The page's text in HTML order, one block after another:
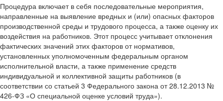
Процедура включает в себя последовательные мероприятия,
направленные на выявление вредных и (или) опасных факторов
производственной среды и трудового процесса, а также оценку их
воздействия на работников. Этот процесс учитывает отклонения
фактических значений этих факторов от нормативов,
установленных уполномоченным федеральным органом
исполнительной власти, а также применение средств
индивидуальной и коллективной защиты работников (в
соответствии со статьей 3 Федерального закона от 28.12.2013 №
426-ФЗ «О специальной оценке условий труда»).